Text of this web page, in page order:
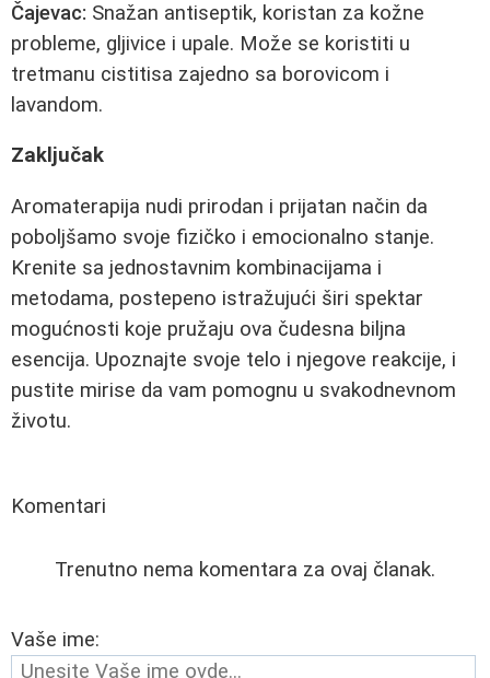
Čajevac: Snažan antiseptik, koristan za kožne
probleme, gljivice i upale. Može se koristiti u
tretmanu cistitisa zajedno sa borovicom i
lavandom.
Zaključak
Aromaterapija nudi prirodan i prijatan način da
poboljšamo svoje fizičko i emocionalno stanje.
Krenite sa jednostavnim kombinacijama i
metodama, postepeno istražujući širi spektar
mogućnosti koje pružaju ova čudesna biljna
esencija. Upoznajte svoje telo i njegove reakcije, i
pustite mirise da vam pomognu u svakodnevnom
životu.
Komentari
Trenutno nema komentara za ovaj članak.
Vaše ime: